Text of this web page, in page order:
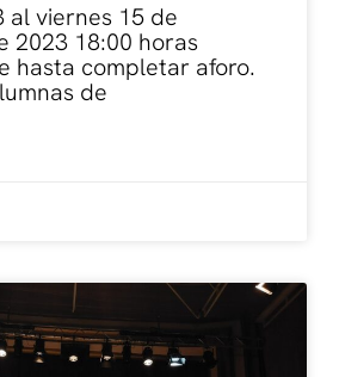
al viernes 15 de
2023 18:00 horas
hasta completar aforo.
de